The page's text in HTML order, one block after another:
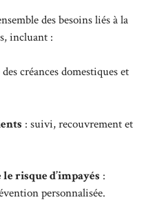
des besoins liés à la
incluant :
créances domestiques et
: suivi, recouvrement et
risque d’impayés :
personnalisée.